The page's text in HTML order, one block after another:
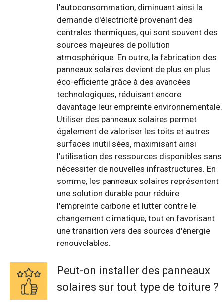
l'autoconsommation, diminuant ainsi la
demande d'électricité provenant des
centrales thermiques, qui sont souvent des
sources majeures de pollution
atmosphérique. En outre, la fabrication des
panneaux solaires devient de plus en plus
éco-efficiente grâce à des avancées
technologiques, réduisant encore
davantage leur empreinte environnementale.
Utiliser des panneaux solaires permet
également de valoriser les toits et autres
surfaces inutilisées, maximisant ainsi
l'utilisation des ressources disponibles sans
nécessiter de nouvelles infrastructures. En
somme, les panneaux solaires représentent
une solution durable pour réduire
l'empreinte carbone et lutter contre le
changement climatique, tout en favorisant
une transition vers des sources d'énergie
renouvelables.
Peut-on installer des panneaux
solaires sur tout type de toiture ?